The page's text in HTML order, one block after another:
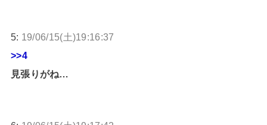
5: 19/06/15(土)19:16:37
>>4
見張りがね…